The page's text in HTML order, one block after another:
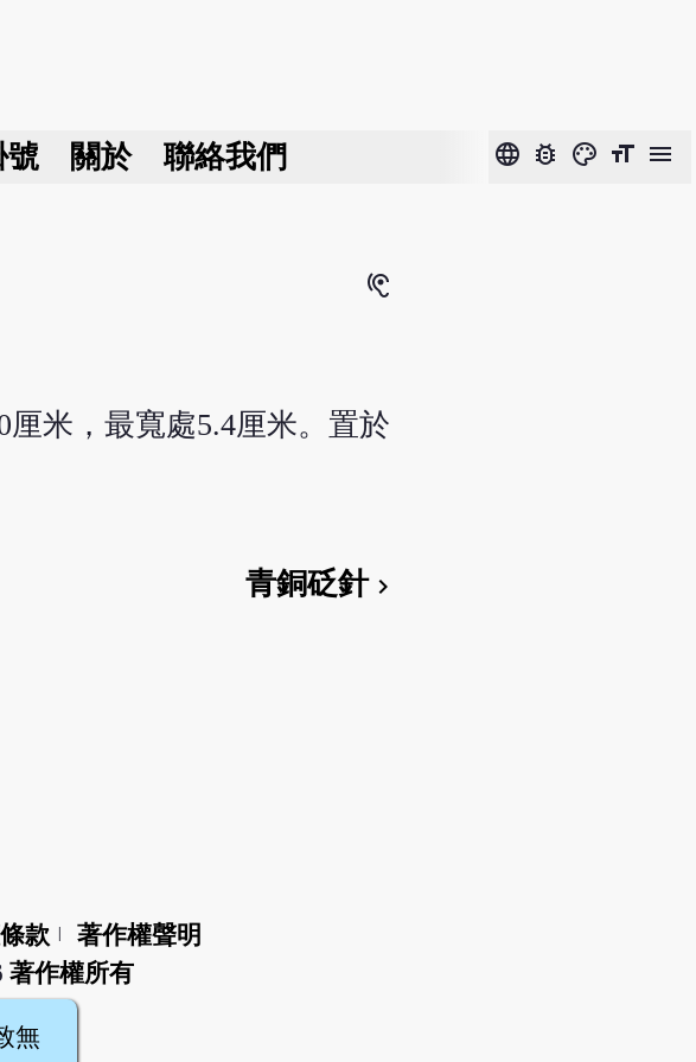
號 關於 聯絡我們 language bug_report color_lens format_size menu
hearing
米，最寬處5.4厘米。置於
青銅砭針chevron_right
款
著作權聲明
著作權所有
無